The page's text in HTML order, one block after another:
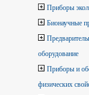
Приборы
Бионаучные
оборудование
Приборы и
физических